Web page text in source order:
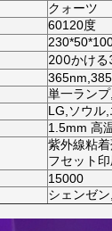
クォーツ
60120度
2
200かける
単一ラン
LG,ソウル
1.5mm 高
紫外線粘
フセット
15000
シェンゼ